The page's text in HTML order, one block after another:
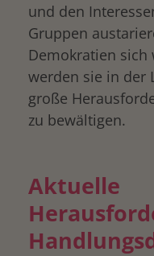
und den
Gruppen
Demokratien
werden sie in der
große
zu bewältigen.
Aktuelle